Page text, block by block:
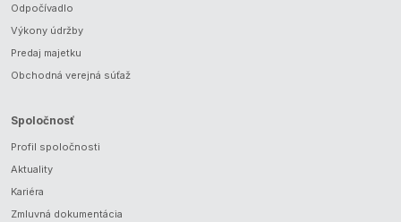
Odpočívadlo
Výkony údržby
Predaj majetku
Obchodná verejná súťaž
Spoločnosť
Profil spoločnosti
Aktuality
Kariéra
Zmluvná dokumentácia